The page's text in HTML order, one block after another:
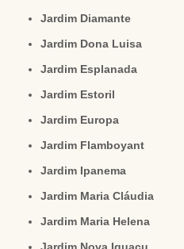
Jardim Diamante
Jardim Dona Luisa
Jardim Esplanada
Jardim Estoril
Jardim Europa
Jardim Flamboyant
Jardim Ipanema
Jardim Maria Cláudia
Jardim Maria Helena
Jardim Nova Iguaçu